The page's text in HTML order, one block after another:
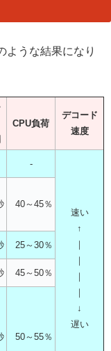
ような結果になり
CPU負荷
デコード
速度
-
速い
↑
｜
｜
｜
｜
↓
遅い
40～45％
25～30％
45～50％
50～55％